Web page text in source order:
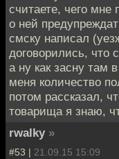
считаете, чего мне
о ней
смску написал
договорились, что
а ну как засну там
меня количество
потом рассказал,
товарища я знаю,
rwalky »
#53 | 21.09.15 15:09